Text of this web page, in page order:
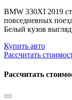
BMW 330XI 2019
повседневных
Белый кузов
Купить авто
Рассчитать
Рассчитать